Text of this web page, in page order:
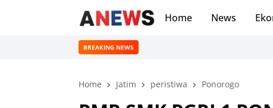
Home News
BREAKING NEWS
Home Jatim peristiwa Ponorogo